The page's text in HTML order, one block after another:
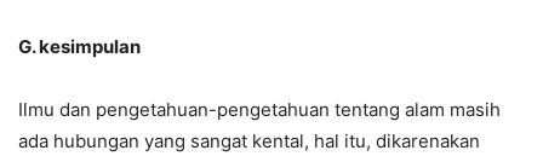
G.kesimpulan
Ilmu dan pengetahuan-pengetahuan tentang alam masih
ada hubungan yang sangat kental, hal itu, dikarenakan